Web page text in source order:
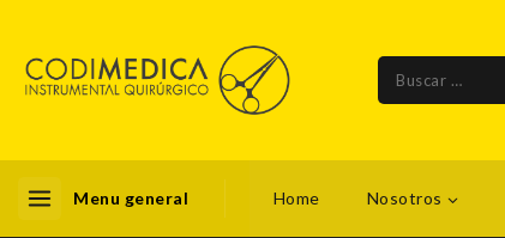
Menu general Home Nosotros